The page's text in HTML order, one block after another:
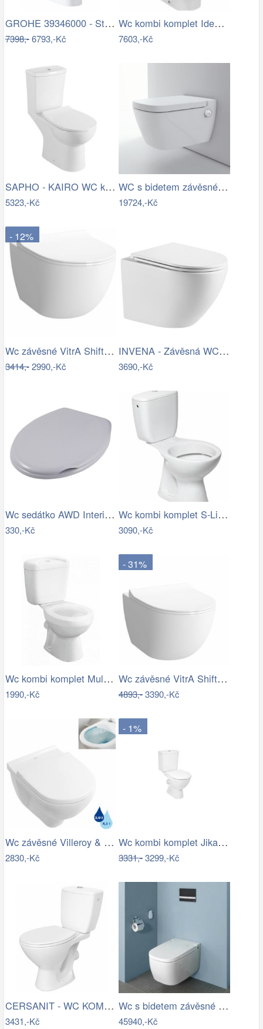
GROHE 39346000 - Stojící toaleta BAU s…
7398,-6793,-Kč
Wc kombi komplet Ideal Standard Tesi…
7603,-Kč
SAPHO - KAIRO WC kombi, zadní odpad,…
5323,-Kč
WC s bidetem závěsné Tece TECEone…
19724,-Kč
- 12%
Wc závěsné VitrA Shift zadní odpad RN010
3414,-2990,-Kč
INVENA - Závěsná WC mísa LIMNOS /VÍROVÉ…
3690,-Kč
Wc sedátko AWD Interior polypropylen…
330,-Kč
Wc kombi komplet S-Line Pro spodní…
3090,-Kč
Wc kombi komplet Multi Eur zadní odpad…
1990,-Kč
- 31%
Wc závěsné VitrA Shift zadní odpad…
4893,-3390,-Kč
Wc závěsné Villeroy & Boch O.Novo zadní…
2830,-Kč
- 1%
Wc kombi komplet Jika Lyra Plus šikmý…
3331,-3299,-Kč
CERSANIT - WC KOMBI KASKADA 206 010 3/6…
3431,-Kč
Wc s bidetem závěsné VitrA V Care…
45940,-Kč